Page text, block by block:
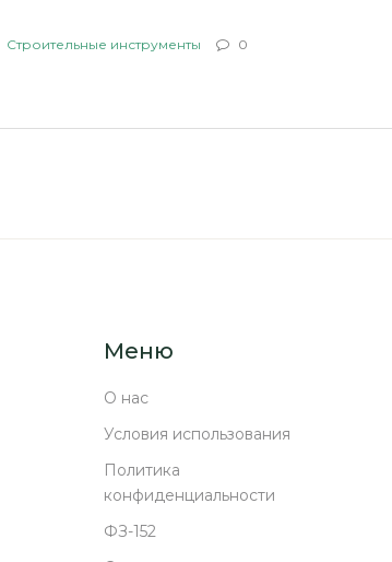
Строительные инструменты 0
Меню
О нас
Условия использования
Политика
конфиденциальности
ФЗ-152